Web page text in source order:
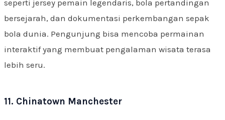
seperti jersey pemain legendaris, bola pertandingan
bersejarah, dan dokumentasi perkembangan sepak
bola dunia. Pengunjung bisa mencoba permainan
interaktif yang membuat pengalaman wisata terasa
lebih seru.
11. Chinatown Manchester